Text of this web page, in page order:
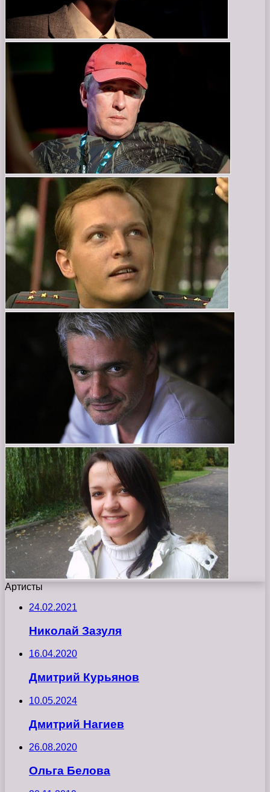
Артисты
24.02.2021
Николай Зазуля
16.04.2020
Дмитрий Курьянов
10.05.2024
Дмитрий Нагиев
26.08.2020
Ольга Белова